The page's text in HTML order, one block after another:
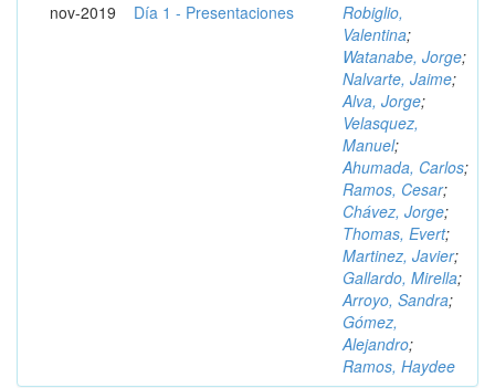
nov-2019 Día 1 - Presentaciones
Robiglio,
Valentina;
Watanabe, Jorge;
Nalvarte, Jaime;
Alva, Jorge;
Velasquez,
Manuel;
Ahumada, Carlos;
Ramos, Cesar;
Chávez, Jorge;
Thomas, Evert;
Martinez, Javier;
Gallardo, Mirella;
Arroyo, Sandra;
Gómez,
Alejandro;
Ramos, Haydee